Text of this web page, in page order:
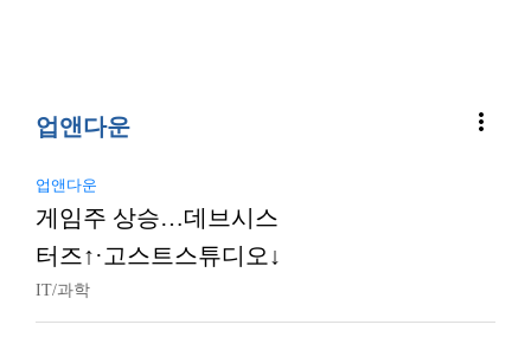
업앤다운 more_vert
업앤다운
게임주 상승…데브시스
터즈↑·고스트스튜디오↓
IT/과학